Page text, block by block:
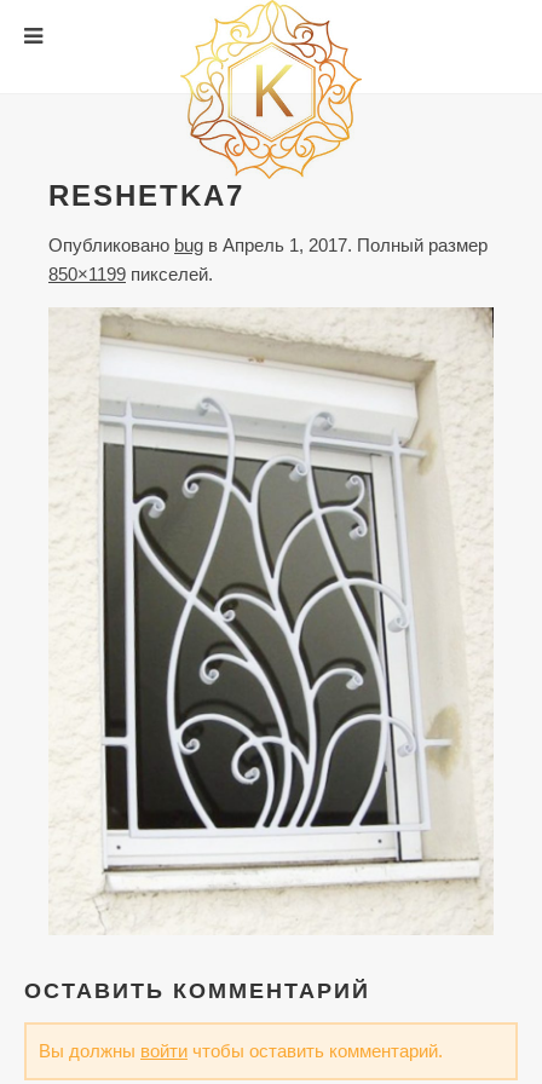
RESHETKA7
Опубликовано bug в Апрель 1, 2017. Полный размер
850×1199 пикселей.
ОСТАВИТЬ КОММЕНТАРИЙ
Вы должны войти чтобы оставить комментарий.